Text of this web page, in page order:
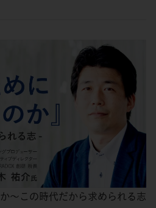
～この時代だから求められる志